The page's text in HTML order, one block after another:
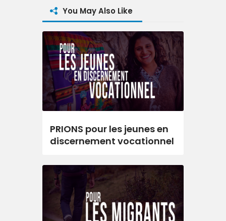
You May Also Like
PRIONS pour les jeunes en
discernement vocationnel